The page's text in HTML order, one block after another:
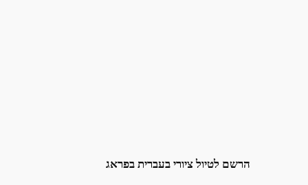
הרשם לטיול ציורי בעברית בפראג